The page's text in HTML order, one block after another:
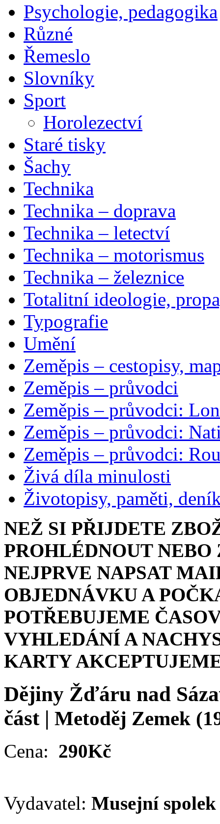
Psychologie, pedagogika
Různé
Řemeslo
Slovníky
Sport
Horolezectví
Staré tisky
Šachy
Technika
Technika – doprava
Technika – letectví
Technika – motorismus
Technika – železnice
Totalitní ideologie,
Typografie
Umění
Zeměpis – cestopisy,
Zeměpis – průvodci
Zeměpis – průvodci:
Zeměpis – průvodci:
Zeměpis – průvodci:
Živá díla minulosti
Životopisy, paměti,
NEŽ SI PŘIJDETE
PROHLÉDNOUT
NEJPRVE NAPSAT
OBJEDNÁVKU A
POTŘEBUJEME
VYHLEDÁNÍ A
KARTY
Dějiny Žďáru nad
část| Metoděj Zemek
Cena: 290Kč
Vydavatel: Musejní